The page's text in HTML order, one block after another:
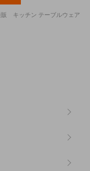
キッチン テーブルウェア